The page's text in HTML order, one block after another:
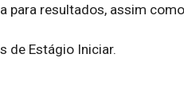
para resultados, assim
de Estágio Iniciar.